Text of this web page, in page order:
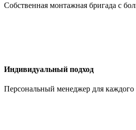
Собственная монтажная бригада с
Индивидуальный подход
Персональный менеджер для каждого